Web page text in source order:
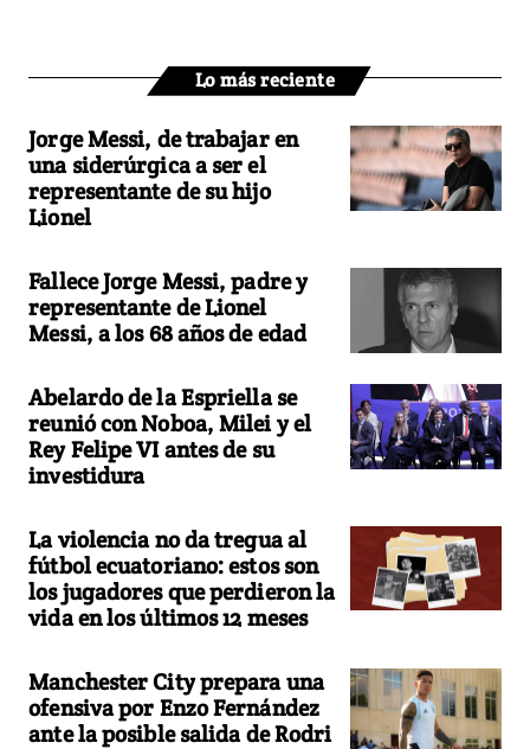
Lo más reciente
Jorge Messi, de trabajar en
una siderúrgica a ser el
representante de su hijo
Lionel
Fallece Jorge Messi, padre y
representante de Lionel
Messi, a los 68 años de edad
Abelardo de la Espriella se
reunió con Noboa, Milei y el
Rey Felipe VI antes de su
investidura
La violencia no da tregua al
fútbol ecuatoriano: estos son
los jugadores que perdieron la
vida en los últimos 12 meses
Manchester City prepara una
ofensiva por Enzo Fernández
ante la posible salida de Rodri